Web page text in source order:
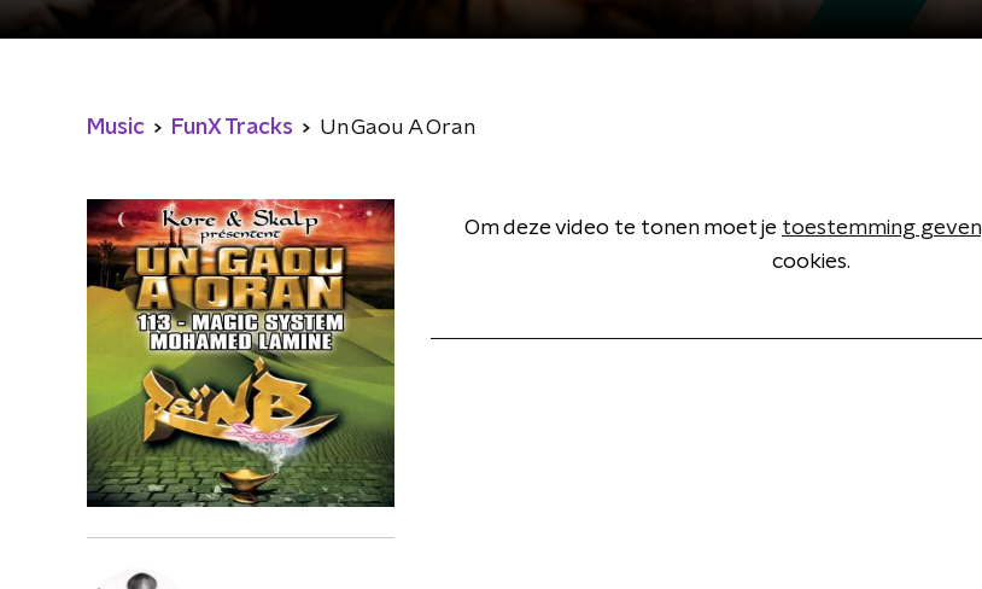
Music FunX Tracks Un Gaou A Oran
Om deze video te tonen moet je toestemming geven
cookies.